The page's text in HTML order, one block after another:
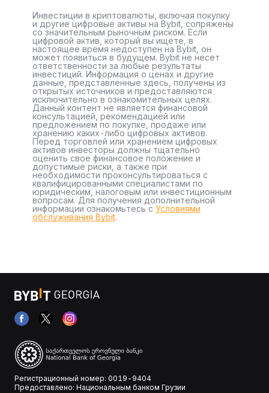
Инвестиции в криптовалюты, включая покупку
и другие цифровые активы на Bybit, сопряжены
со значительным рыночным риском. Если
цифровой актив, который вы ищете, в
настоящее время недоступен на Bybit, он
может появиться в будущем. Bybit не несет
ответственности за любые результаты
инвестиций. Информация о ценах и другие
данные, представленные здесь, получены из
открытых источников и предоставляются
исключительно в ознакомительных целях.
Данный контент не является финансовой
консультацией, рекомендацией или
предложением по покупке, продаже или
хранению каких-либо цифровых активов.
Перед торговлей или хранением цифровых
активов инвесторы должны тщательно
оценить свое финансовое положение и
допустимые риски, а также при
необходимости проконсультироваться с
квалифицированными специалистами по
юридическим, налоговым или инвестиционным
вопросам. Для получения дополнительной
информации ознакомьтесь с Условиями
обслуживания Bybit.
Регистрационный номер: 0019-9404
Предоставлено: Национальным банком Грузии